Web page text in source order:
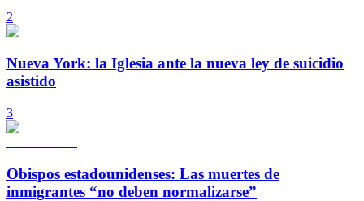
2
Nueva York: la Iglesia ante la nueva ley de suicidio
asistido
3
Obispos estadounidenses: Las muertes de
inmigrantes “no deben normalizarse”